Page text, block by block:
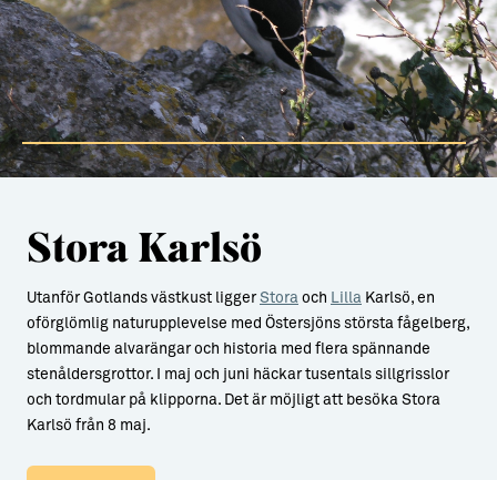
Stora Karlsö
Utanför Gotlands västkust liggerStora och Lilla Karlsö, en
oförglömlig naturupplevelse med Östersjöns största fågelberg,
blommande alvarängar och historia med flera spännande
stenåldersgrottor. I maj och juni häckar tusentals sillgrisslor
och tordmular på klipporna. Det är möjligt att besöka Stora
Karlsö från 8 maj.